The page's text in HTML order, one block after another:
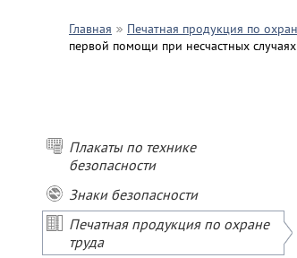
Главная Печатная продукция по
первой помощи при несчастных
Плакаты по технике
безопасности
Знаки безопасности
Печатная продукция по охране
труда